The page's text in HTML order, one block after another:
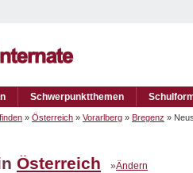
Schwerpunktthemen
» Österreich » Vorarlberg » Bregenz »
Österreich »Ändern